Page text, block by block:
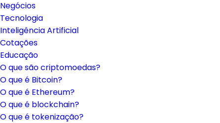
Negócios
Tecnologia
Inteligência Artificial
Cotações
Educação
O que são criptomoedas?
O que é Bitcoin?
O que é Ethereum?
O que é blockchain?
O que é tokenização?